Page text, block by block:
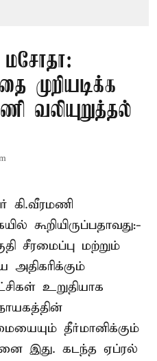
மசோதா:
முறியடிக்க
வலியுறுத்தல்
கி.வீரமணி
கூறியிருப்பதாவது:-
சீரமைப்பு மற்றும்
உறுதியாக
தீர்மானிக்கும்
இது. கடந்த ஏப்ரல்